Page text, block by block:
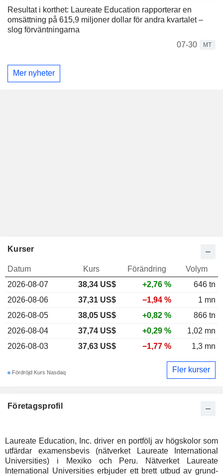
Resultat i korthet: Laureate Education rapporterar en
omsättning på 615,9 miljoner dollar för andra kvartalet –
slog förväntningarna
07-30
MT
Mer nyheter
Företagsprofil
Laureate Education, Inc. driver en portfölj av högskolor som
utfärdar examensbevis (nätverket Laureate International
Universities) i Mexiko och Peru. Nätverket Laureate
International Universities erbjuder ett brett utbud av grund-
Kurser
Datum Kurs Förändring
Volym
2026-08-07
38,34 US$ +2,76 %
646 tn
2026-08-06
37,31 US$ −1,94 %
1 mn
2026-08-05
38,05 US$ +0,82 %
866 tn
2026-08-04
37,74 US$ +0,29 %
1,02 mn
2026-08-03
37,63 US$ −1,77 % 1,3 mn
Fördröjd Kurs Nasdaq Fler kurser